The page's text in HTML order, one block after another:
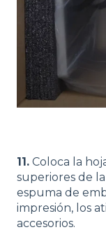
11. Coloca la
superiores de
espuma de
impresión, los
accesorios.